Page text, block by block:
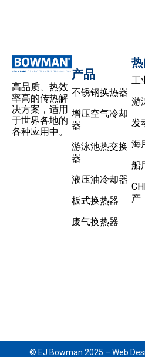
高品质、热效
率高的传热解
决方案，适用
于世界各地的
各种应用中。
产品
不锈钢换热器
增压空气冷却
器
游泳池热交换
器
液压油冷却器
板式换热器
废气换热器
工
游
发
海
船
产
© EJ Bowman 2025 – Web